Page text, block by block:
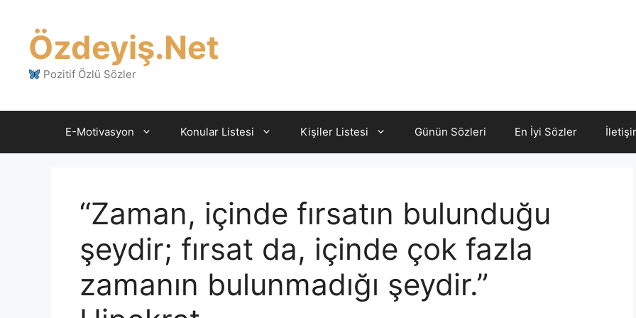
Özdeyiş.Net
Pozitif Özlü Sözler
E-Motivasyon Konular Listesi Kişiler Listesi Günün Sözleri En İyi Sözler
“Zaman, içinde fırsatın bulunduğu
şeydir; fırsat da, içinde çok fazla
zamanın bulunmadığı şeydir.”